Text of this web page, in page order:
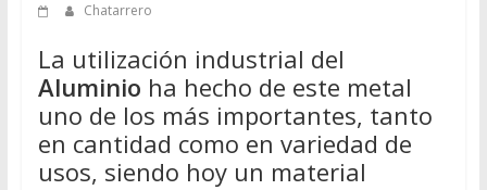
Chatarrero
La utilización industrial del
Aluminio ha hecho de este metal
uno de los más importantes, tanto
en cantidad como en variedad de
usos, siendo hoy un material